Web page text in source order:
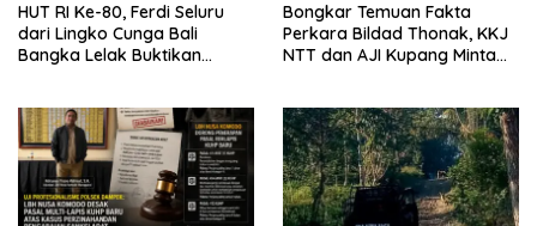
HUT RI Ke-80, Ferdi Seluru
dari Lingko Cunga Bali
Bangka Lelak Buktikan
Bongkar Temuan Fakta
Perkara Bildad Thonak, KKJ
NTT dan AJI Kupang Minta